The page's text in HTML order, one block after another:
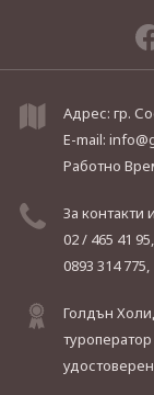
Адрес: гр.
E-mail:
Работно
За контакти
02 / 465 41 95,
0893 314 775,
Голдън